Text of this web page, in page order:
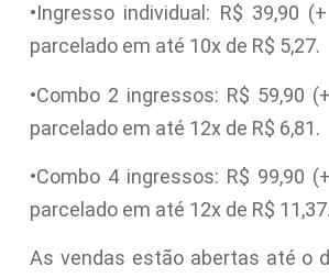
•Ingresso individual: R$ 39,90
parcelado em até 10x de R$ 5,27.
•Combo 2 ingressos: R$ 59,90
parcelado em até 12x de R$ 6,81.
•Combo 4 ingressos: R$ 99,90
parcelado em até 12x de R$ 11,37.
As vendas estão abertas até o